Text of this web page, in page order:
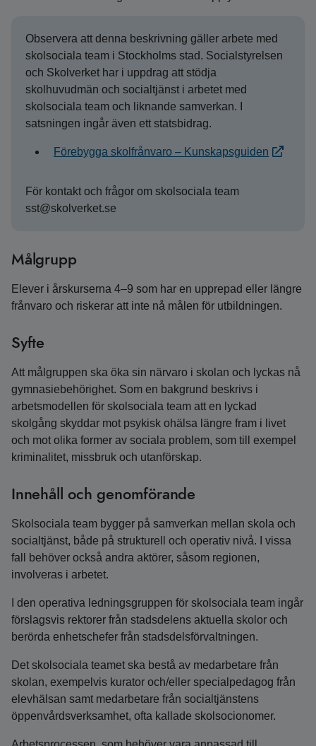
Observera att denna beskrivning gäller arbete med
skolsociala team i Stockholms stad. Socialstyrelsen
och Skolverket har i uppdrag att stödja
skolhuvudmän och socialtjänst i arbetet med
skolsociala team och liknande samverkan. I
satsningen ingår även ett statsbidrag.
Förebygga skolfrånvaro – Kunskapsguiden
För kontakt och frågor om skolsociala team
sst@skolverket.se
Målgrupp
Elever i årskurserna 4–9 som har en upprepad eller längre
frånvaro och riskerar att inte nå målen för utbildningen.
Syfte
Att målgruppen ska öka sin närvaro i skolan och lyckas nå
gymnasiebehörighet. Som en bakgrund beskrivs i
arbetsmodellen för skolsociala team att en lyckad
skolgång skyddar mot psykisk ohälsa längre fram i livet
och mot olika former av sociala problem, som till exempel
kriminalitet, missbruk och utanförskap.
Innehåll och genomförande
Skolsociala team bygger på samverkan mellan skola och
socialtjänst, både på strukturell och operativ nivå. I vissa
fall behöver också andra aktörer, såsom regionen,
involveras i arbetet.
I den operativa ledningsgruppen för skolsociala team ingår
förslagsvis rektorer från stadsdelens aktuella skolor och
berörda enhetschefer från stadsdelsförvaltningen.
Det skolsociala teamet ska bestå av medarbetare från
skolan, exempelvis kurator och/eller specialpedagog från
elevhälsan samt medarbetare från socialtjänstens
öppenvårdsverksamhet, ofta kallade skolsocionomer.